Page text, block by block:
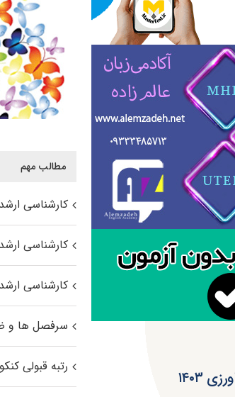
مطالب مهم
کارشناسی
کارشناسی ارشد
کارشناسی
سرفصل ها و
رتبه قبولی